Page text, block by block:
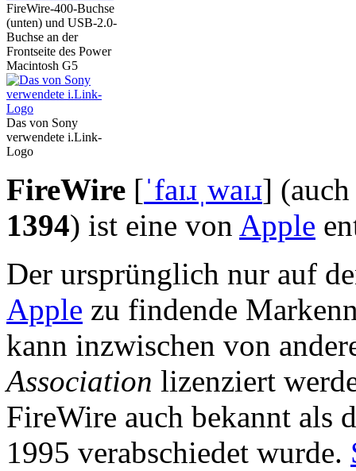
FireWire-400-Buchse
(unten) und USB-2.0-
Buchse an der
Frontseite des Power
Macintosh G5
Das von Sony
verwendete i.Link-
Logo
FireWire [ˈfaɪɹˌwaɪɹ]
1394) ist eine von Apple
Der ursprünglich nur auf
Apple zu findende
kann inzwischen von
Association lizenziert
FireWire auch bekannt als
1995 verabschiedet wurde.